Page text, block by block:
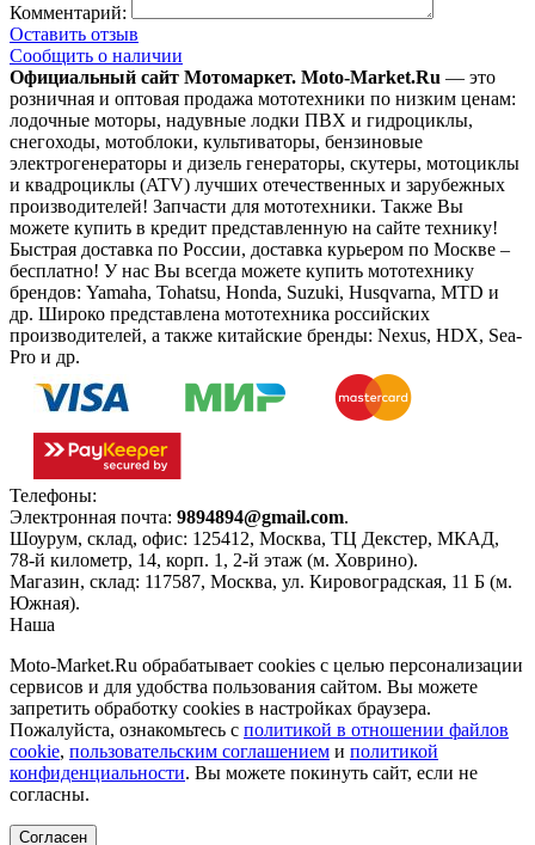
Комментарий:
Оставить отзыв
Сообщить о наличии
Официальный сайт Мотомаркет. Moto-Market.Ru — это
розничная и оптовая продажа мототехники по низким ценам:
лодочные моторы, надувные лодки ПВХ и гидроциклы,
снегоходы, мотоблоки, культиваторы, бензиновые
электрогенераторы и дизель генераторы, скутеры, мотоциклы
и квадроциклы (ATV) лучших отечественных и зарубежных
производителей! Запчасти для мототехники. Также Вы
можете купить в кредит представленную на сайте технику!
Быстрая доставка по России, доставка курьером по Москве –
бесплатно! У нас Вы всегда можете купить мототехнику
брендов: Yamaha, Tohatsu, Honda, Suzuki, Husqvarna, MTD и
др. Широко представлена мототехника российских
производителей, а также китайские бренды: Nexus, HDX, Sea-
Pro и др.
Телефоны:
Электронная почта: 9894894@gmail.com.
Шоурум, склад, офис: 125412, Москва, ТЦ Декстер, МКАД,
78-й километр, 14, корп. 1, 2-й этаж (м. Ховрино).
Магазин, склад: 117587, Москва, ул. Кировоградская, 11 Б (м.
Южная).
Наша
Moto-Market.Ru обрабатывает сookies с целью персонализации
сервисов и для удобства пользования сайтом. Вы можете
запретить обработку сookies в настройках браузера.
Пожалуйста, ознакомьтесь с политикой в отношении файлов
cookie, пользовательским соглашением и политикой
конфиденциальности. Вы можете покинуть сайт, если не
согласны.
Согласен